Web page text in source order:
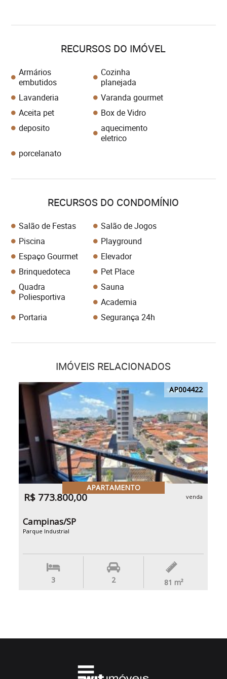
RECURSOS DO IMÓVEL
Armários
embutidos
Cozinha
planejada
Lavanderia
Varanda gourmet
Aceita pet
Box de Vidro
deposito
aquecimento
eletrico
porcelanato
RECURSOS DO CONDOMÍNIO
Salão de Festas
Salão de Jogos
Piscina
Playground
Espaço Gourmet
Elevador
Brinquedoteca
Pet Place
Quadra
Poliesportiva
Sauna
Academia
Portaria
Segurança 24h
IMÓVEIS RELACIONADOS
AP004422
APARTAMENTO
R$ 773.800,00 venda
Campinas/SP
Parque Industrial
3 2 81 m²